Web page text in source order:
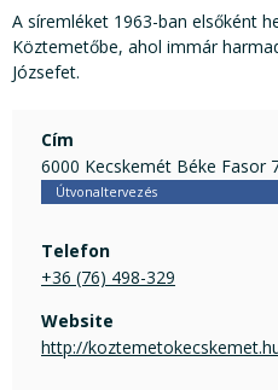
A síremléket 1963-ban elsőként
Köztemetőbe, ahol immár
Józsefet.
Cím
6000 Kecskemét Béke Fasor
Útvonaltervezés
Telefon
+36 (76) 498-329
Website
http://